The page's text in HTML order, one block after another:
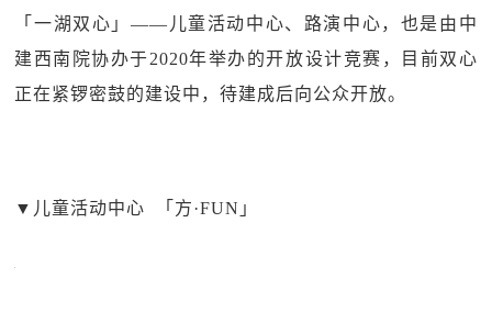
「一湖双心」——儿童活动中心、路演中心，也是由中
建西南院协办于2020年举办的开放设计竞赛，目前双心
正在紧锣密鼓的建设中，待建成后向公众开放。
▼ 儿童活动中心 「方·FUN」